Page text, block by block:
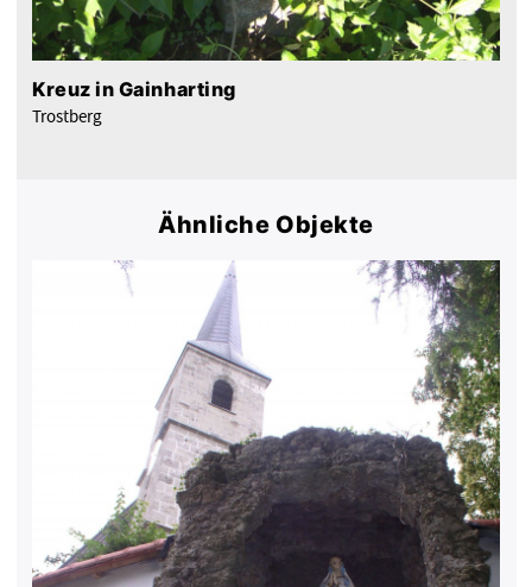
Kreuz in Gainharting
Trostberg
Ähnliche Objekte